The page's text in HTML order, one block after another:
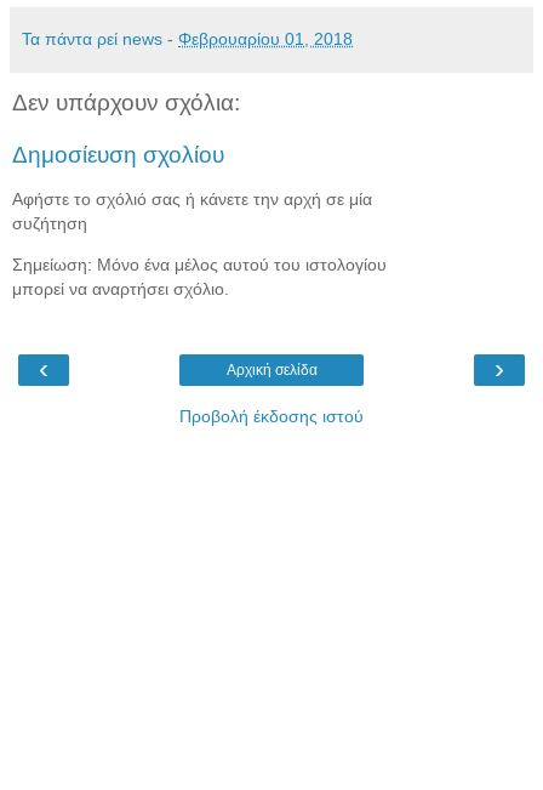
Τα πάντα ρεί news - Φεβρουαρίου 01, 2018
Δεν υπάρχουν σχόλια:
Δημοσίευση σχολίου
Αφήστε το σχόλιό σας ή κάνετε την αρχή σε μία
συζήτηση
Σημείωση: Μόνο ένα μέλος αυτού του ιστολογίου
μπορεί να αναρτήσει σχόλιο.
‹ ›
Αρχική σελίδα
Προβολή έκδοσης ιστού